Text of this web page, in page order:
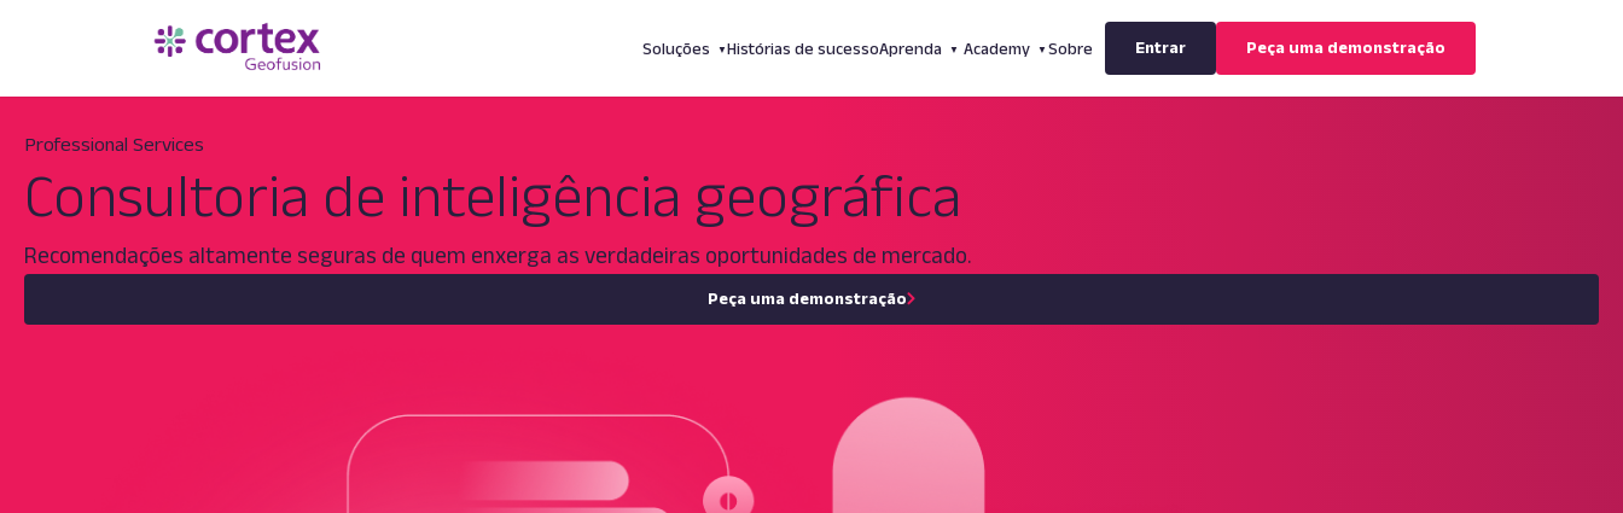
Soluções
Simulador de localizações
Inteligência Preditiva de Vendas
Histórias de sucessoAprenda
Materiais Ricos
Academy Sobre Peça uma demonstração
Entrar
Professional Services
Consultoria de inteligência geográfica
Recomendações altamente seguras de quem enxerga as verdadeiras oportunidades de mercado.
Peça uma demonstração